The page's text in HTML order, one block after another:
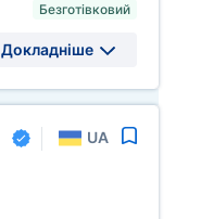
Безготівковий
Докладніше
UA